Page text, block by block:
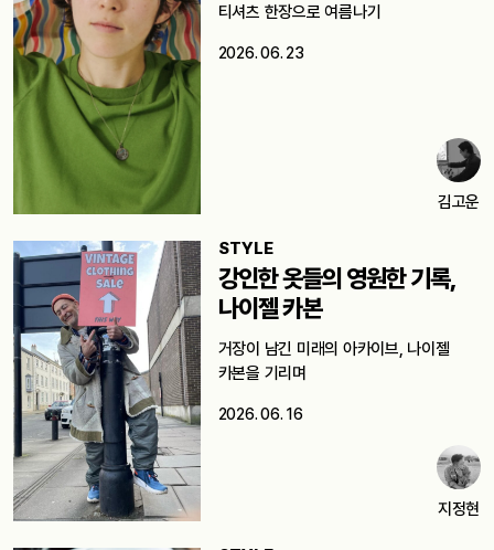
티셔츠 한장으로 여름나기
2026. 06. 23
김고운
STYLE
강인한 옷들의 영원한 기록,
나이젤 카본
거장이 남긴 미래의 아카이브, 나이젤
카본을 기리며
2026. 06. 16
지정현